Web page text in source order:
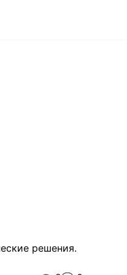
решения.